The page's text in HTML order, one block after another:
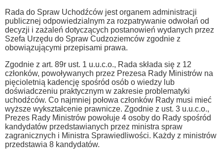
Rada do Spraw Uchodźców jest organem administracji
publicznej odpowiedzialnym za rozpatrywanie odwołań od
decyzji i zażaleń dotyczących postanowień wydanych przez
Szefa Urzędu do Spraw Cudzoziemców zgodnie z
obowiązującymi przepisami prawa.
Zgodnie z art. 89r ust. 1 u.u.c.o., Rada składa się z 12
członków, powoływanych przez Prezesa Rady Ministrów na
pięcioletnią kadencję spośród osób o wiedzy lub
doświadczeniu praktycznym w zakresie problematyki
uchodźców. Co najmniej połowa członków Rady musi mieć
wyższe wykształcenie prawnicze. Zgodnie z ust. 3 u.u.c.o.,
Prezes Rady Ministrów powołuje 4 osoby do Rady spośród
kandydatów przedstawianych przez ministra spraw
zagranicznych i Ministra Sprawiedliwości. Każdy z ministrów
przedstawia 8 kandydatów.